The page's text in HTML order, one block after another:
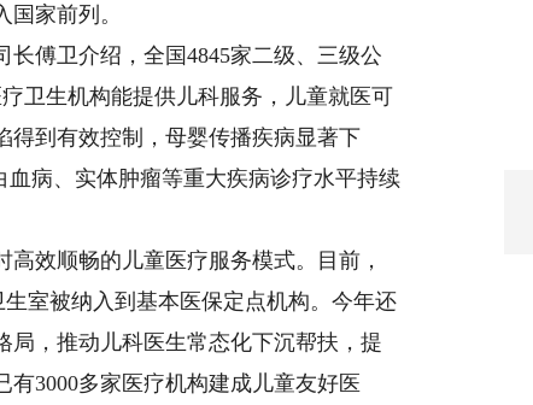
家前列。
傅卫介绍，全国4845家二级、三级公
卫生机构能提供儿科服务，儿童就医可
得到有效控制，母婴传播疾病显著下
病、实体肿瘤等重大疾病诊疗水平持续
效顺畅的儿童医疗服务模式。目前，
室被纳入到基本医保定点机构。今年还
局，推动儿科医生常态化下沉帮扶，提
3000多家医疗机构建成儿童友好医